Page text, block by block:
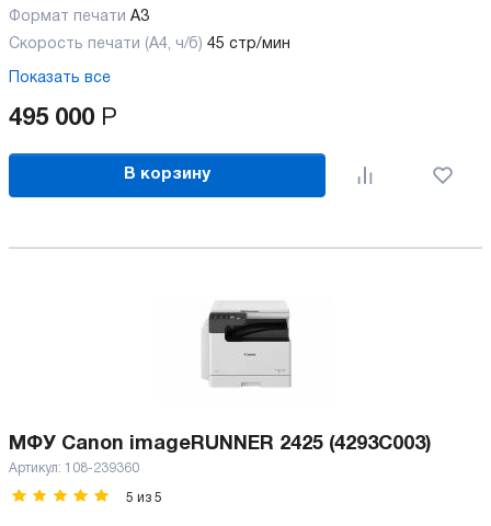
Формат печати A3
Скорость печати (А4, ч/б) 45 стр/мин
Показать все
495 000 Р
В корзину
МФУ Canon imageRUNNER 2425 (4293C003)
Артикул: 108-239360
5 из 5